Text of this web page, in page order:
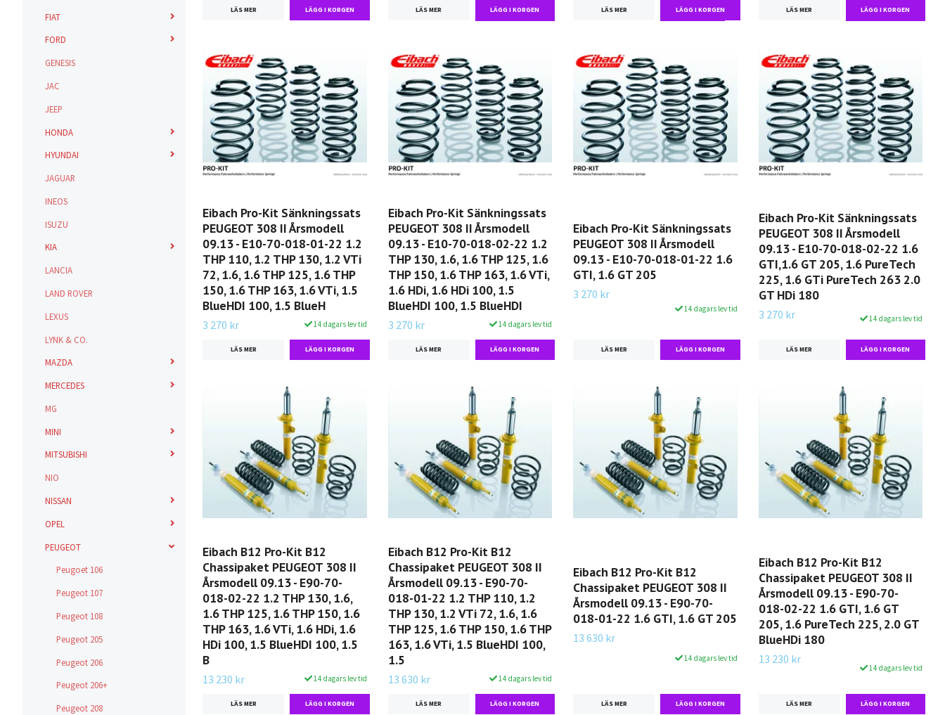
FIAT
FORD
GENESIS
JAC
JEEP
HONDA
HYUNDAI
JAGUAR
INEOS
ISUZU
KIA
LANCIA
LAND ROVER
LEXUS
LYNK & CO.
MAZDA
MERCEDES
MG
MINI
MITSUBISHI
NIO
NISSAN
OPEL
PEUGEOT
Peugoet 106
Peugeot 107
Peugeot 108
Peugeot 205
Peugeot 206
Peugeot 206+
Peugeot 208
LÄS MER LÄS MER LÄS MER LÄS MER
Eibach Pro-Kit Sänkningssats
PEUGEOT 308 II Årsmodell
09.13 - E10-70-018-01-22 1.2
THP 110, 1.2 THP 130, 1.2 VTi
72, 1.6, 1.6 THP 125, 1.6 THP
150, 1.6 THP 163, 1.6 VTi, 1.5
BlueHDI 100, 1.5 BlueH
3 270 kr 14 dagars lev tid
LÄS MER
Eibach Pro-Kit Sänkningssats
PEUGEOT 308 II Årsmodell
09.13 - E10-70-018-02-22 1.2
THP 130, 1.6, 1.6 THP 125, 1.6
THP 150, 1.6 THP 163, 1.6 VTi,
1.6 HDi, 1.6 HDi 100, 1.5
BlueHDI 100, 1.5 BlueHDI
3 270 kr 14 dagars lev tid
LÄS MER
Eibach Pro-Kit Sänkningssats
PEUGEOT 308 II Årsmodell
09.13 - E10-70-018-01-22 1.6
GTI, 1.6 GT 205
3 270 kr
14 dagars lev tid
LÄS MER
Eibach Pro-Kit Sänkningssats
PEUGEOT 308 II Årsmodell
09.13 - E10-70-018-02-22 1.6
GTI,1.6 GT 205, 1.6 PureTech
225, 1.6 GTi PureTech 263 2.0
GT HDi 180
3 270 kr 14 dagars lev tid
LÄS MER
Eibach B12 Pro-Kit B12
Chassipaket PEUGEOT 308 II
Årsmodell 09.13 - E90-70-
018-02-22 1.2 THP 130, 1.6,
1.6 THP 125, 1.6 THP 150, 1.6
THP 163, 1.6 VTi, 1.6 HDi, 1.6
HDi 100, 1.5 BlueHDI 100, 1.5
B
13 230 kr 14 dagars lev tid
LÄS MER
Eibach B12 Pro-Kit B12
Chassipaket PEUGEOT 308 II
Årsmodell 09.13 - E90-70-
018-01-22 1.2 THP 110, 1.2
THP 130, 1.2 VTi 72, 1.6, 1.6
THP 125, 1.6 THP 150, 1.6 THP
163, 1.6 VTi, 1.5 BlueHDI 100,
1.5
13 630 kr 14 dagars lev tid
LÄS MER
Eibach B12 Pro-Kit B12
Chassipaket PEUGEOT 308 II
Årsmodell 09.13 - E90-70-
018-01-22 1.6 GTI, 1.6 GT 205
13 630 kr
14 dagars lev tid
LÄS MER
Eibach B12 Pro-Kit B12
Chassipaket PEUGEOT 308 II
Årsmodell 09.13 - E90-70-
018-02-22 1.6 GTI, 1.6 GT
205, 1.6 PureTech 225, 2.0 GT
BlueHDi 180
13 230 kr
14 dagars lev tid
LÄS MER